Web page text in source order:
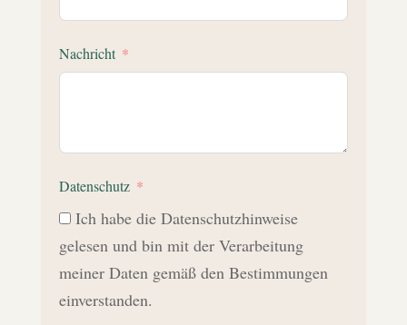
Nachricht
Datenschutz
Ich habe die Datenschutzhinweise
gelesen und bin mit der Verarbeitung
meiner Daten gemäß den Bestimmungen
einverstanden.